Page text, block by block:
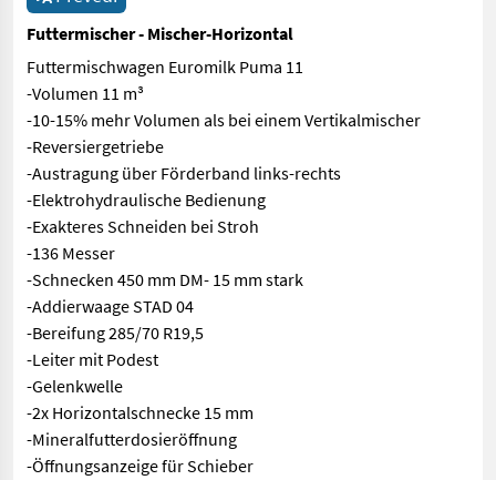
Futtermischer - Mischer-Horizontal
Futtermischwagen Euromilk Puma 11
-Volumen 11 m³
-10-15% mehr Volumen als bei einem Vertikalmischer
-Reversiergetriebe
-Austragung über Förderband links-rechts
-Elektrohydraulische Bedienung
-Exakteres Schneiden bei Stroh
-136 Messer
-Schnecken 450 mm DM- 15 mm stark
-Addierwaage STAD 04
-Bereifung 285/70 R19,5
-Leiter mit Podest
-Gelenkwelle
-2x Horizontalschnecke 15 mm
-Mineralfutterdosieröffnung
-Öffnungsanzeige für Schieber